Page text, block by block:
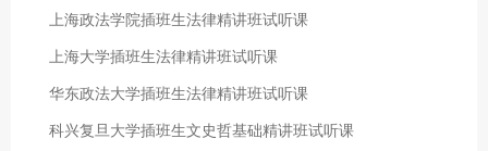
上海政法学院插班生法律精讲班试听课
上海大学插班生法律精讲班试听课
华东政法大学插班生法律精讲班试听课
科兴复旦大学插班生文史哲基础精讲班试听课